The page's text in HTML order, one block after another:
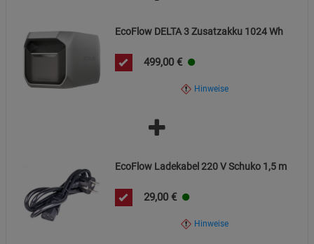
EcoFlow DELTA 3 Zusatzakku 1024 Wh
499,00 €
Hinweise
EcoFlow Ladekabel 220 V Schuko 1,5 m
29,00 €
Hinweise